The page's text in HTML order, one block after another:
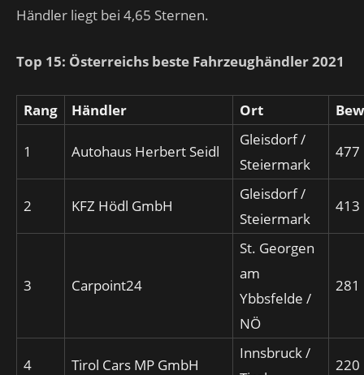
Händler liegt bei 4,65 Sternen.
Top 15: Österreichs beste Fahrzeughändler 2021
Rang Händler Ort
1 Autohaus Herbert Seidl
Gleisdorf /
Steiermark
477
2 KFZ Hödl GmbH
Gleisdorf /
Steiermark
413
3 Carpoint24
St. Georgen
am
Ybbsfelde /
NÖ
281
4 Tirol Cars MP GmbH
Innsbruck /
220